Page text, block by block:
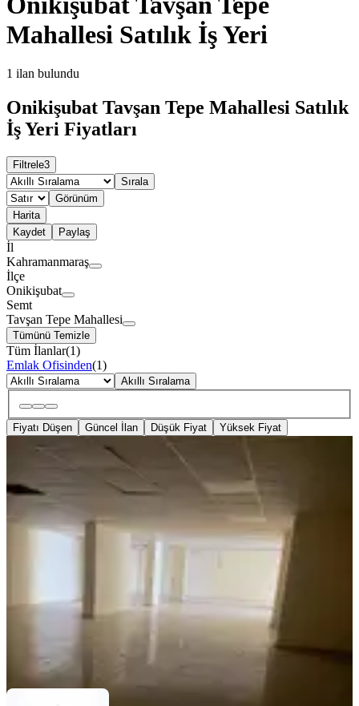
Mahallesi Satılık İş Yeri
1 ilan bulundu
Onikişubat Tavşan Tepe Mahallesi Satılık
İş Yeri Fiyatları
Filtrele3
Sırala
Görünüm
Harita
Kaydet
Paylaş
İl
Kahramanmaraş
İlçe
Onikişubat
Semt
Tavşan Tepe Mahallesi
Tümünü Temizle
Tüm İlanlar(1)
Emlak Ofisinden(1)
Akıllı Sıralama
Fiyatı Düşen Güncel İlan Düşük Fiyat Yüksek Fiyat
Satılık Dük 500 Mt Girişi 360 Mt
Altı.25.000.000 Tl.tavşan Tepe
Onikişubat, Tavşan Tepe Mahallesi
2 Oda· 500 m²·Düz Giriş (Zemin)· 23.04.2026